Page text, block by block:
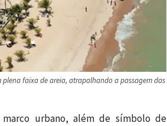
faixa de areia, atrapalhando a passagem das
urbano, além de símbolo de